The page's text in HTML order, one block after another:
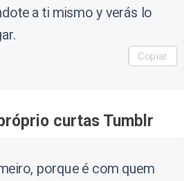
a ti mismo y verás lo
Copiar
curtas Tumblr
porque é com quem